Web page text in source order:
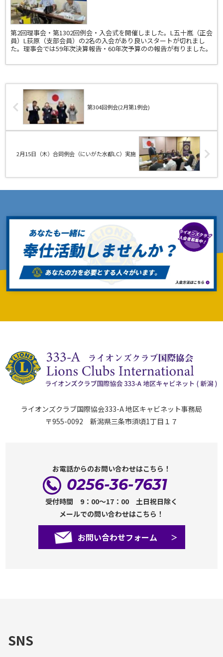
第2回理事会・第1302回例会・入会式を開催しました。L五十嵐（正会
員）L荻原（支部会員）の2名の入会があり良いスタートが切れまし
た。理事会では59年次決算報告・60年次予算のの報告が有りました。
第304回例会(2月第1例会)
2月15日（木）合同例会（にいがた水都LC）実施
ライオンズクラブ国際協会333-A 地区キャビネット事務局
〒955-0092 新潟県三条市須頃1丁目１７
お電話からのお問い合わせはこちら！
0256-36-7631
受付時間 9：00～17：00 土日祝日除く
メールでの問い合わせはこちら！
お問い合わせフォーム
SNS